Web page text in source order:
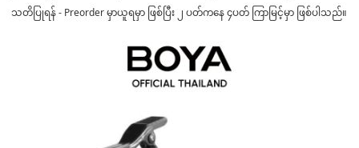
သတိပြုရန် - Preorder မှာယူရမှာ ဖြစ်ပြီး ၂ ပတ်ကနေ ၄ပတ် ကြာမြင့်မှာ ဖြစ်ပါသည်။